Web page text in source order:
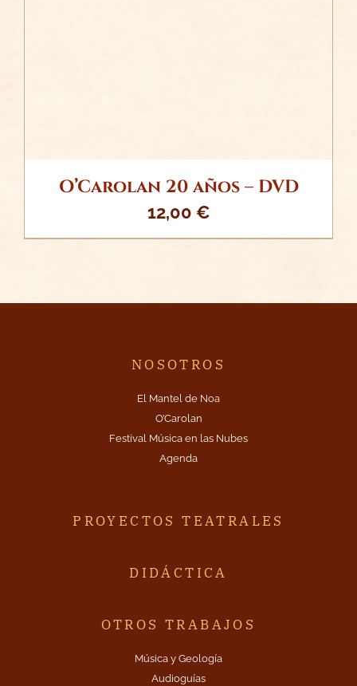
O’Carolan 20 años – DVD
12,00 €
NOSOTROS
El Mantel de Noa
O’Carolan
Festival Música en las Nubes
Agenda
PROYECTOS TEATRALES
DIDÁCTICA
OTROS TRABAJOS
Música y Geología
Audioguías